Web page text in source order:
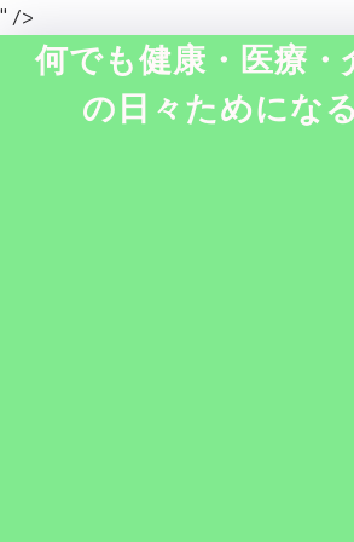
" />
何でも健康・医療・
の日々ためにな